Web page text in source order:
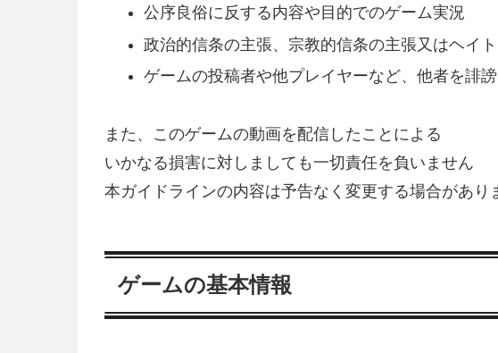
公序良俗に反する内容や目的でのゲーム実況
政治的信条の主張、宗教的信条の主張又はヘイ
ゲームの投稿者や他プレイヤーなど、他者を誹
また、このゲームの動画を配信したことによる
いかなる損害に対しましても一切責任を負いません
本ガイドラインの内容は予告なく変更する場合があり
ゲームの基本情報